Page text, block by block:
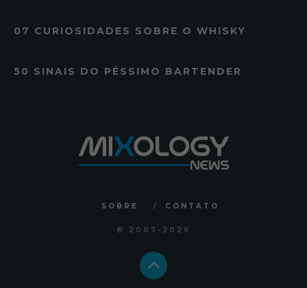
07 CURIOSIDADES SOBRE O WHISKY
50 SINAIS DO PÉSSIMO BARTENDER
SOBRE CONTATO
© 2007 -2026